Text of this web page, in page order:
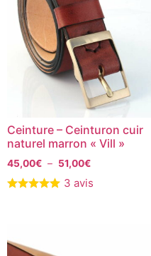
Ceinture – Ceinturon cuir
naturel marron « Vill »
45,00€ – 51,00€
3 avis